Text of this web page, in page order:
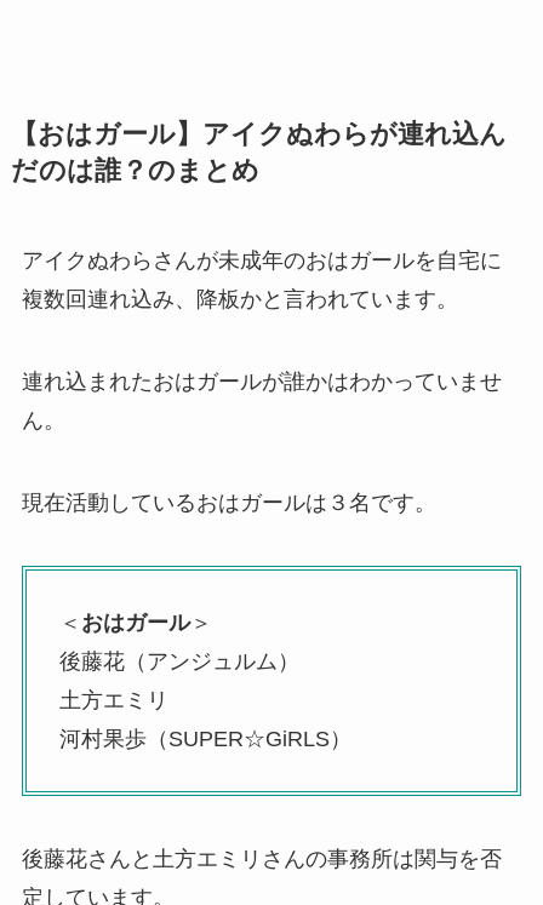
【おはガール】アイクぬわらが連れ込ん
だのは誰？のまとめ
アイクぬわらさんが未成年のおはガールを自宅に
複数回連れ込み、降板かと言われています。
連れ込まれたおはガールが誰かはわかっていませ
ん。
現在活動しているおはガールは３名です。
＜ おはガール＞
後藤花（アンジュルム）
土方エミリ
河村果歩（SUPER☆GiRLS）
後藤花さんと土方エミリさんの事務所は関与を否
定しています。